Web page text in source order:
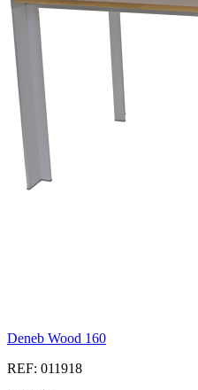
Deneb Wood 160
REF: 011918